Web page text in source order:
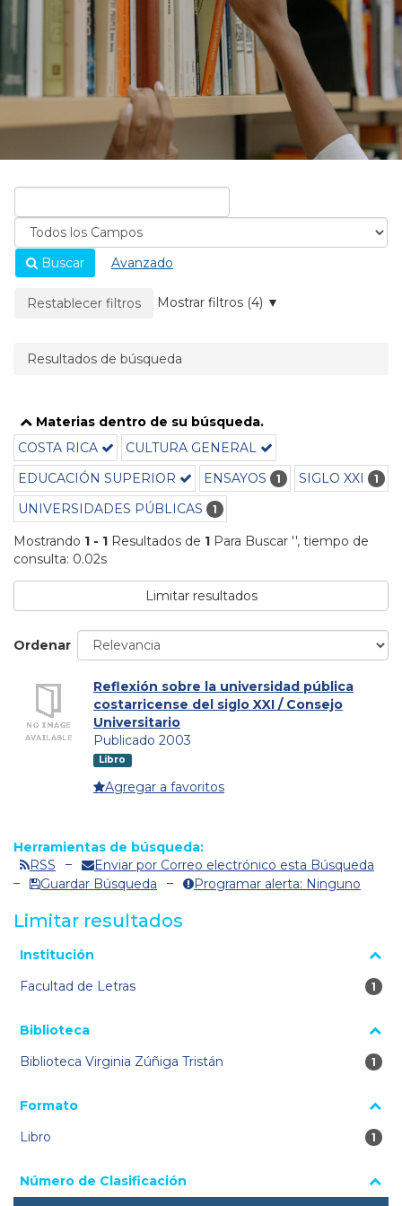
Buscar
Avanzado
La página se recargará cuando se elimine un filtro.
Restablecer filtros Mostrar filtros (4)
Resultados de búsqueda
Materias dentro de su búsqueda.
COSTA RICA
CULTURA GENERAL
EDUCACIÓN SUPERIOR
ENSAYOS 1 SIGLO XXI 1
UNIVERSIDADES PÚBLICAS 1
Mostrando 1 - 1 Resultados de 1 Para Buscar '', tiempo de
consulta: 0.02s
Limitar resultados
Ordenar
Reflexión sobre la universidad pública
costarricense del siglo XXI / Consejo
Universitario
Publicado 2003
Libro
Agregar a favoritos
Herramientas de búsqueda:
RSS
Enviar por Correo electrónico esta Búsqueda
Guardar Búsqueda
Programar alerta: Ninguno
Limitar resultados
La página se volverá a cargar cuando se seleccione o excluya
Institución
Facultad de Letras
1
1
Biblioteca
Biblioteca Virginia Zúñiga Tristán
1
1
Formato
Libro
1
1
Número de Clasificación